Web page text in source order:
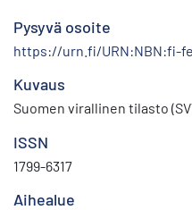
Pysyvä osoite
https://urn.fi/URN:NBN:fi-
Kuvaus
Suomen virallinen tilasto
ISSN
1799-6317
Aihealue